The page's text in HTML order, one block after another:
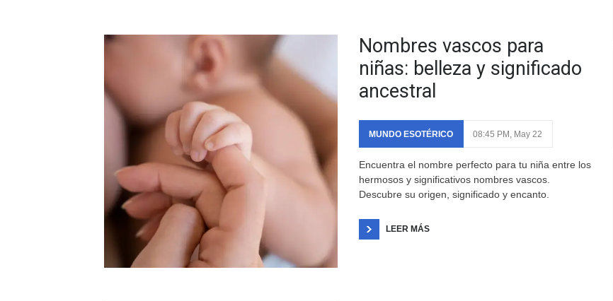
Nombres vascos para
niñas: belleza y significado
ancestral
MUNDO ESOTÉRICO 08:45 PM, May 22
Encuentra el nombre perfecto para tu niña entre los
hermosos y significativos nombres vascos.
Descubre su origen, significado y encanto.
LEER MÁS